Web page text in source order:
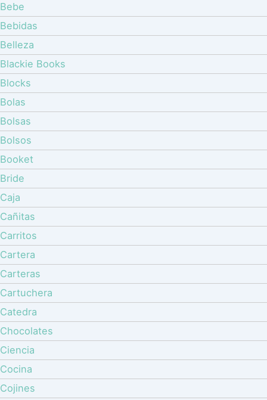
Bebe
Bebidas
Belleza
Blackie Books
Blocks
Bolas
Bolsas
Bolsos
Booket
Bride
Caja
Cañitas
Carritos
Cartera
Carteras
Cartuchera
Catedra
Chocolates
Ciencia
Cocina
Cojines